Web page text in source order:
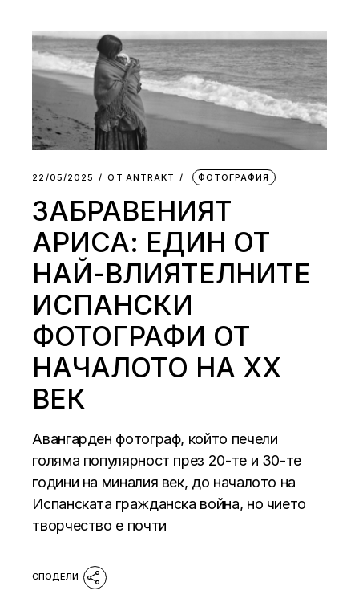
22/05/2025 ОТ АNTRAKT ФОТОГРАФИЯ
ЗАБРАВЕНИЯТ
АРИСА: ЕДИН ОТ
НАЙ-ВЛИЯТЕЛНИТЕ
ИСПАНСКИ
ФОТОГРАФИ ОТ
НАЧАЛОТО НА XX
ВЕК
Авангарден фотограф, който печели
голяма популярност през 20-те и 30-те
години на миналия век, до началото на
Испанската гражданска война, но чието
творчество е почти